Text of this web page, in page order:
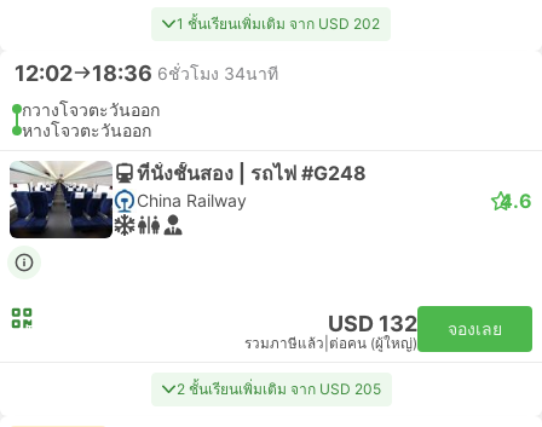
1 ชั้นเรียนเพิ่มเติม จาก USD 202
12:02 18:36 6ชั่วโมง 34นาที
กวางโจวตะวันออก
หางโจวตะวันออก
ที่นั่งชั้นสอง | รถไฟ #G248
China Railway 4.6
USD 132
รวมภาษีแล้ว ต่อคน (ผู้ใหญ่)
จองเลย
2 ชั้นเรียนเพิ่มเติม จาก USD 205